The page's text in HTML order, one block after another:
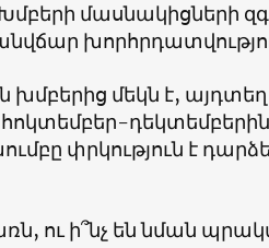
մասնակիցների
խմբերից մեկն է,
փրկություն է
ու ի՞նչ են նման